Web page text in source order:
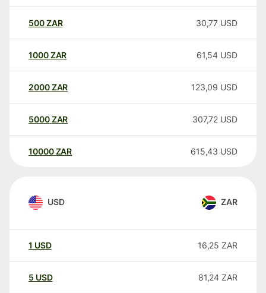
500ZAR 30,77 USD
1000ZAR 61,54 USD
2000ZAR 123,09 USD
5000ZAR 307,72 USD
10000 ZAR 615,43 USD
USD ZAR
1 USD 16,25 ZAR
5 USD 81,24 ZAR